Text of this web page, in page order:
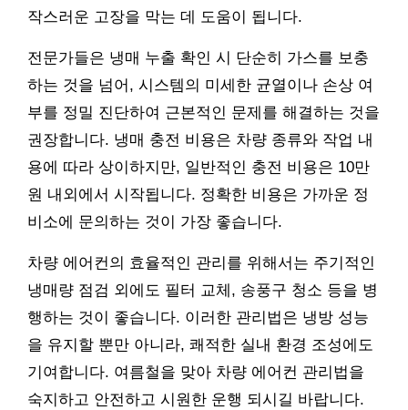
작스러운 고장을 막는 데 도움이 됩니다.
전문가들은 냉매 누출 확인 시 단순히 가스를 보충
하는 것을 넘어, 시스템의 미세한 균열이나 손상 여
부를 정밀 진단하여 근본적인 문제를 해결하는 것을
권장합니다. 냉매 충전 비용은 차량 종류와 작업 내
용에 따라 상이하지만, 일반적인 충전 비용은 10만
원 내외에서 시작됩니다. 정확한 비용은 가까운 정
비소에 문의하는 것이 가장 좋습니다.
차량 에어컨의 효율적인 관리를 위해서는 주기적인
냉매량 점검 외에도 필터 교체, 송풍구 청소 등을 병
행하는 것이 좋습니다. 이러한 관리법은 냉방 성능
을 유지할 뿐만 아니라, 쾌적한 실내 환경 조성에도
기여합니다. 여름철을 맞아 차량 에어컨 관리법을
숙지하고 안전하고 시원한 운행 되시길 바랍니다.